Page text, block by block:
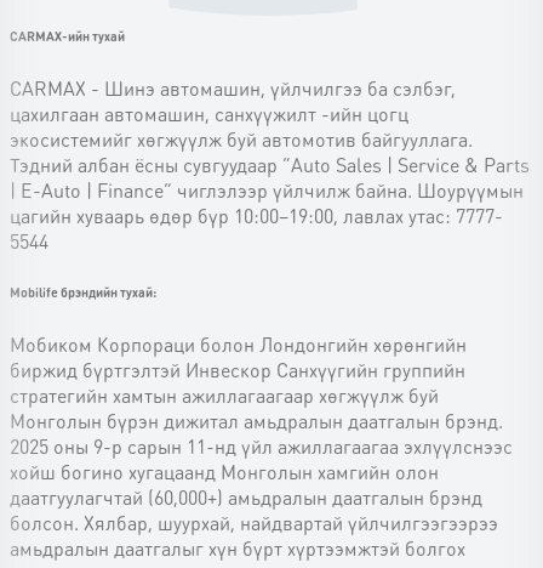
CARMAX-ийн тухай
CARMAX - Шинэ автомашин, үйлчилгээ ба сэлбэг,
цахилгаан автомашин, санхүүжилт -ийн цогц
экосистемийг хөгжүүлж буй автомотив байгууллага.
Тэдний албан ёсны сувгуудаар “Auto Sales | Service & Parts
| E-Auto | Finance” чиглэлээр үйлчилж байна. Шоурүүмын
цагийн хуваарь өдөр бүр 10:00–19:00, лавлах утас: 7777-
5544
Mobilife брэндийн тухай:
Мобиком Корпораци болон Лондонгийн хөрөнгийн
биржид бүртгэлтэй Инвескор Санхүүгийн группийн
стратегийн хамтын ажиллагаагаар хөгжүүлж буй
Монголын бүрэн дижитал амьдралын даатгалын брэнд.
2025 оны 9-р сарын 11-нд үйл ажиллагаагаа эхлүүлснээс
хойш богино хугацаанд Монголын хамгийн олон
даатгуулагчтай (60,000+) амьдралын даатгалын брэнд
болсон. Хялбар, шуурхай, найдвартай үйлчилгээгээрээ
амьдралын даатгалыг хүн бүрт хүртээмжтэй болгох